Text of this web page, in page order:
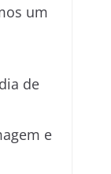
um
de
e